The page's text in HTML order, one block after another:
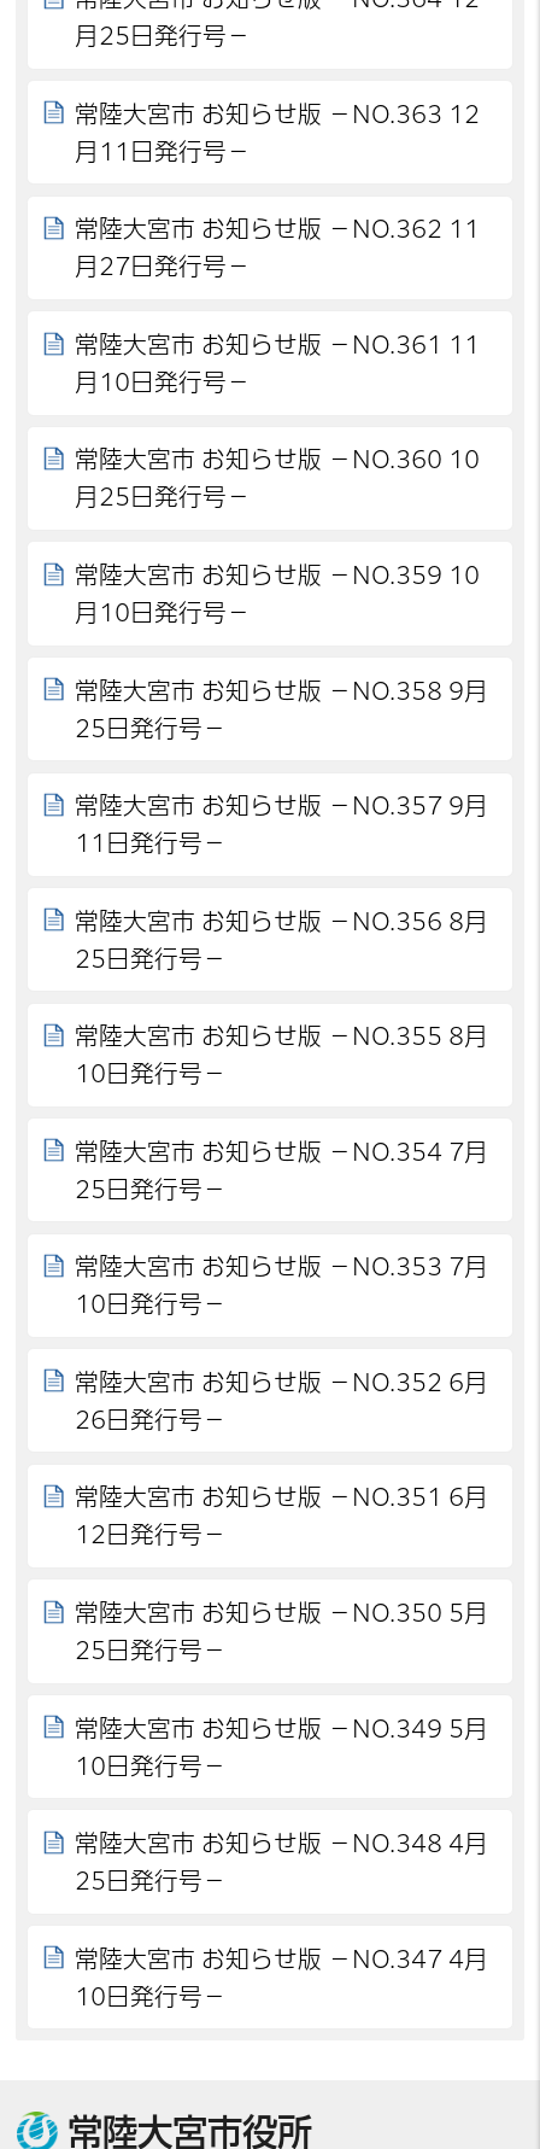
月25日発行号－
常陸大宮市 お知らせ版 －NO.363 12
月11日発行号－
常陸大宮市 お知らせ版 －NO.362 11
月27日発行号－
常陸大宮市 お知らせ版 －NO.361 11
月10日発行号－
常陸大宮市 お知らせ版 －NO.360 10
月25日発行号－
常陸大宮市 お知らせ版 －NO.359 10
月10日発行号－
常陸大宮市 お知らせ版 －NO.358 9月
25日発行号－
常陸大宮市 お知らせ版 －NO.357 9月
11日発行号－
常陸大宮市 お知らせ版 －NO.356 8月
25日発行号－
常陸大宮市 お知らせ版 －NO.355 8月
10日発行号－
常陸大宮市 お知らせ版 －NO.354 7月
25日発行号－
常陸大宮市 お知らせ版 －NO.353 7月
10日発行号－
常陸大宮市 お知らせ版 －NO.352 6月
26日発行号－
常陸大宮市 お知らせ版 －NO.351 6月
12日発行号－
常陸大宮市 お知らせ版 －NO.350 5月
25日発行号－
常陸大宮市 お知らせ版 －NO.349 5月
10日発行号－
常陸大宮市 お知らせ版 －NO.348 4月
25日発行号－
常陸大宮市 お知らせ版 －NO.347 4月
10日発行号－
常陸大宮市役所